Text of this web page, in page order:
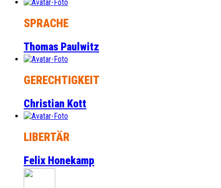
SPRACHE
Thomas Paulwitz
GERECHTIGKEIT
Christian Kott
LIBERTÄR
Felix Honekamp